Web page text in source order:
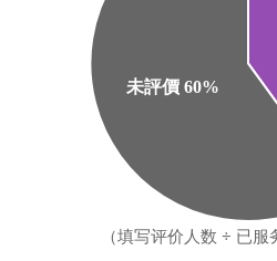
（填写评价人数 ÷ 已